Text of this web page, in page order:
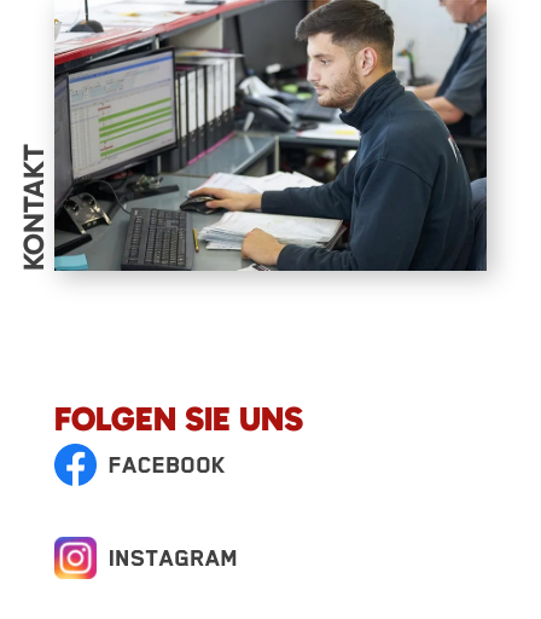
KONTAKT
FOLGEN SIE UNS